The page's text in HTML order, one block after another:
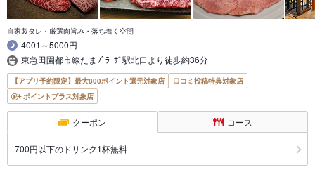
自家製タレ・厳選肉旨み・落ち着く空間
4001～5000円
東急田園都市線たまﾌﾟﾗｰｻﾞ駅北口より徒歩約36分
【アプリ予約限定】最大800ポイント還元対象店
口コミ投稿特典対象店
ポイントプラス対象店
クーポン コース
700円以下のドリンク1杯無料